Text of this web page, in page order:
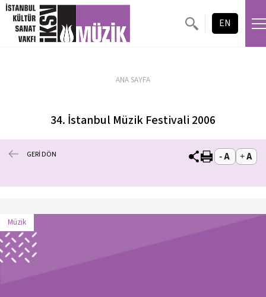
EN
ANA SAYFA
34. İstanbul Müzik Festivali 2006
GERİ DÖN
Müzik